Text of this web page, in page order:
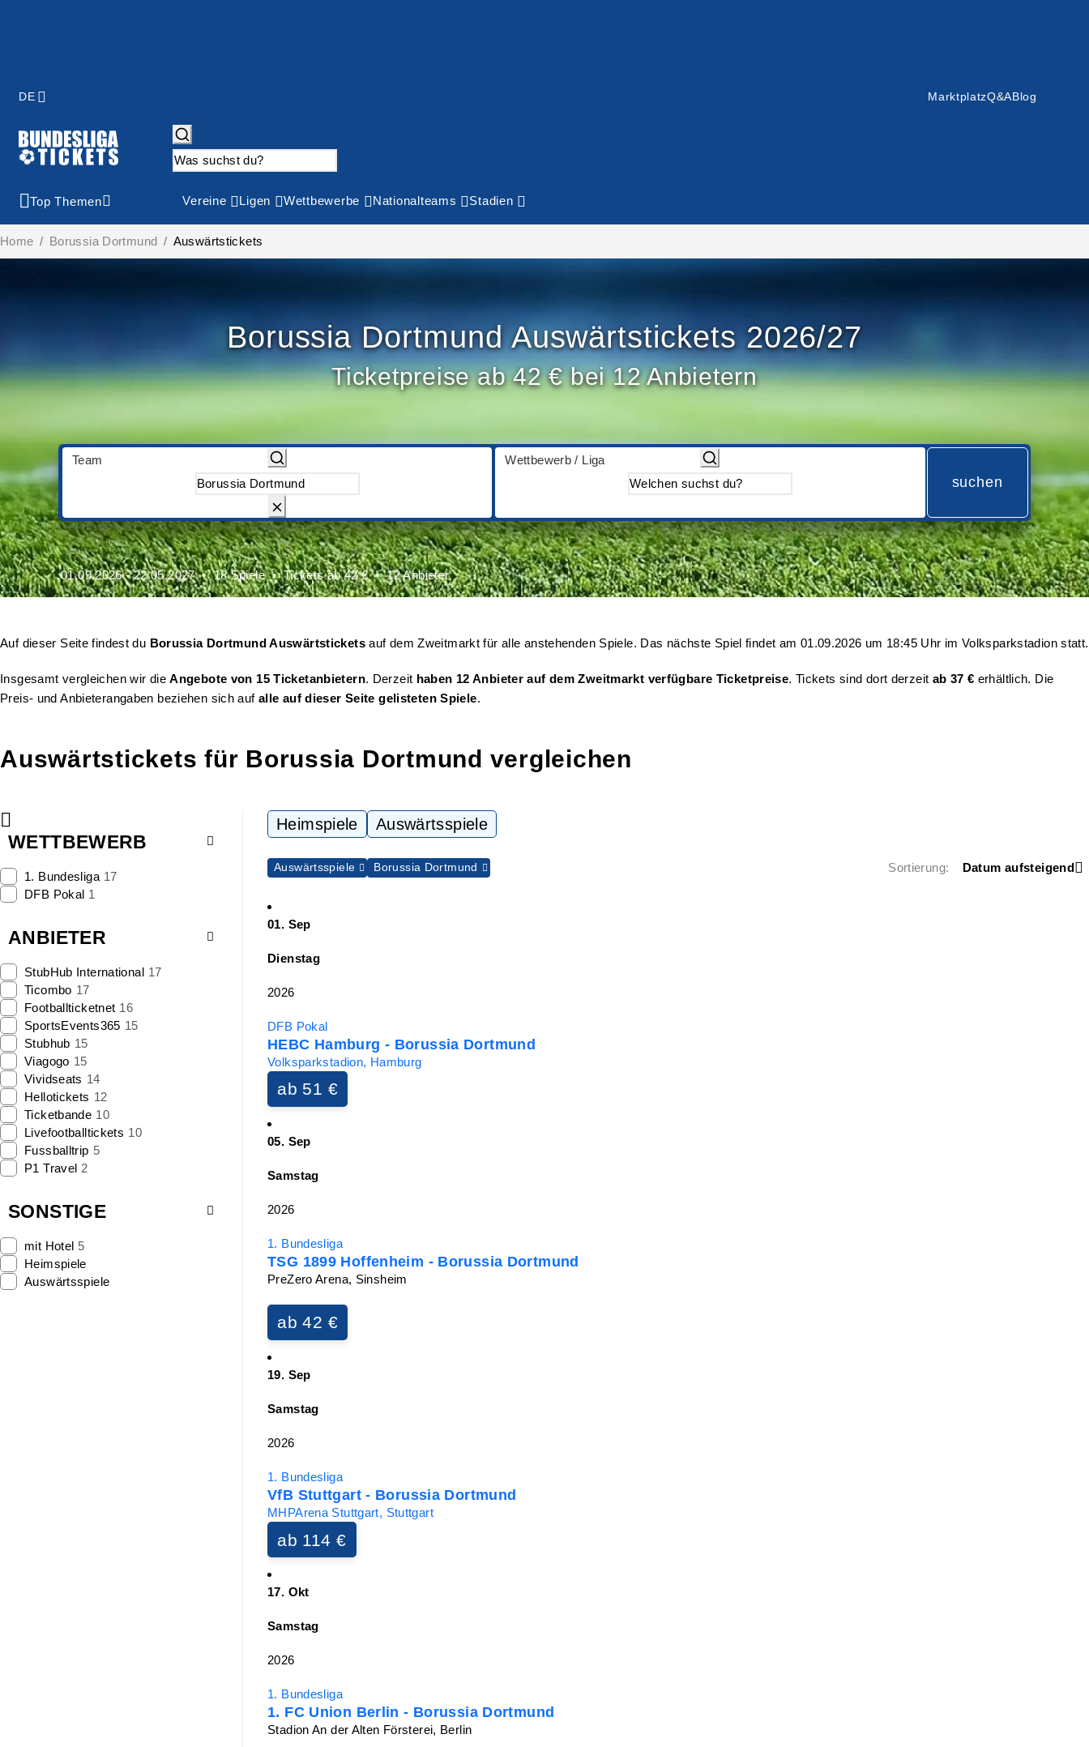
DE MarktplatzQ&ABlog
Top Themen Vereine Ligen Wettbewerbe Nationalteams Stadien
Home Borussia Dortmund Auswärtstickets
Borussia Dortmund Auswärtstickets 2026/27
Ticketpreise ab 42 € bei 12 Anbietern
Team Wettbewerb / Liga
suchen
01.09.2026 - 22.05.2027 18 Spiele Tickets ab 42 € 12 Anbieter
Auf dieser Seite findest du Borussia Dortmund Auswärtsticketsauf dem Zweitmarkt für alle anstehenden Spiele. Das nächste Spiel findet am 01.09.2026 um 18:45 Uhr im Volksparkstadion statt.
Insgesamt vergleichen wir dieAngebote von 15 Ticketanbietern. Derzeit haben 12 Anbieter auf dem Zweitmarkt verfügbare Ticketpreise. Tickets sind dort derzeit ab 37 € erhältlich. Die
Preis- und Anbieterangaben beziehen sich auf alle auf dieser Seite gelisteten Spiele.
Auswärtstickets für Borussia Dortmund vergleichen
WETTBEWERB
1. Bundesliga 17
DFB Pokal 1
ANBIETER
StubHub International 17
Ticombo 17
Footballticketnet 16
SportsEvents365 15
Stubhub 15
Viagogo 15
Vividseats 14
Hellotickets 12
Ticketbande 10
Livefootballtickets 10
Fussballtrip 5
P1 Travel 2
SONSTIGE
mit Hotel 5
Heimspiele
Auswärtsspiele
Heimspiele Auswärtsspiele
Sortierung Datum aufsteigend
Auswärtsspiele Borussia Dortmund
01. Sep
Dienstag
2026
DFB Pokal
HEBC Hamburg - Borussia Dortmund
Volksparkstadion, Hamburg
ab 51 €
05. Sep
Samstag
2026
1. Bundesliga
TSG 1899 Hoffenheim - Borussia Dortmund
PreZero Arena, Sinsheim
ab 42 €
19. Sep
Samstag
2026
1. Bundesliga
VfB Stuttgart - Borussia Dortmund
MHPArena Stuttgart, Stuttgart
ab 114 €
17. Okt
Samstag
2026
1. Bundesliga
1. FC Union Berlin - Borussia Dortmund
Stadion An der Alten Försterei, Berlin